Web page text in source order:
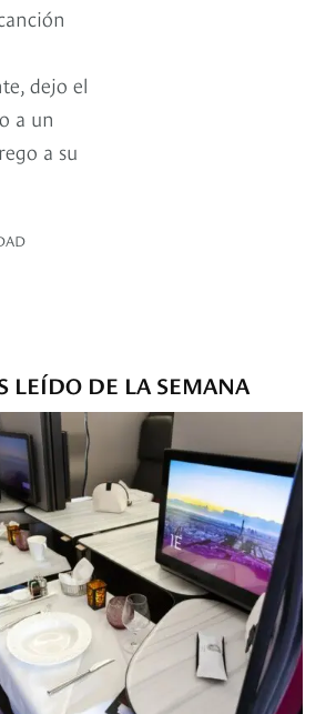
dejo el
a un
a su
LEÍDO DE LA SEMANA